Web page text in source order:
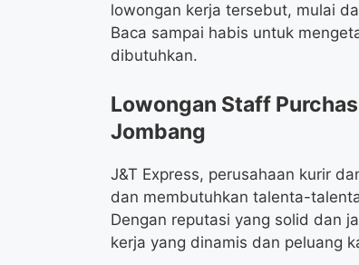
lowongan kerja tersebut, mulai
Baca sampai habis untuk
dibutuhkan.
Lowongan Staff
Jombang
J&T Express, perusahaan kurir
dan membutuhkan talenta-
Dengan reputasi yang solid dan
kerja yang dinamis dan peluang